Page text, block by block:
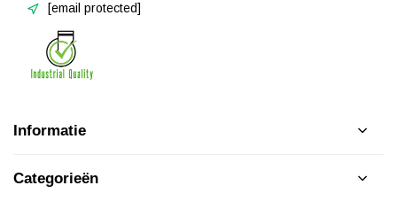
[email protected]
Informatie
Categorieën